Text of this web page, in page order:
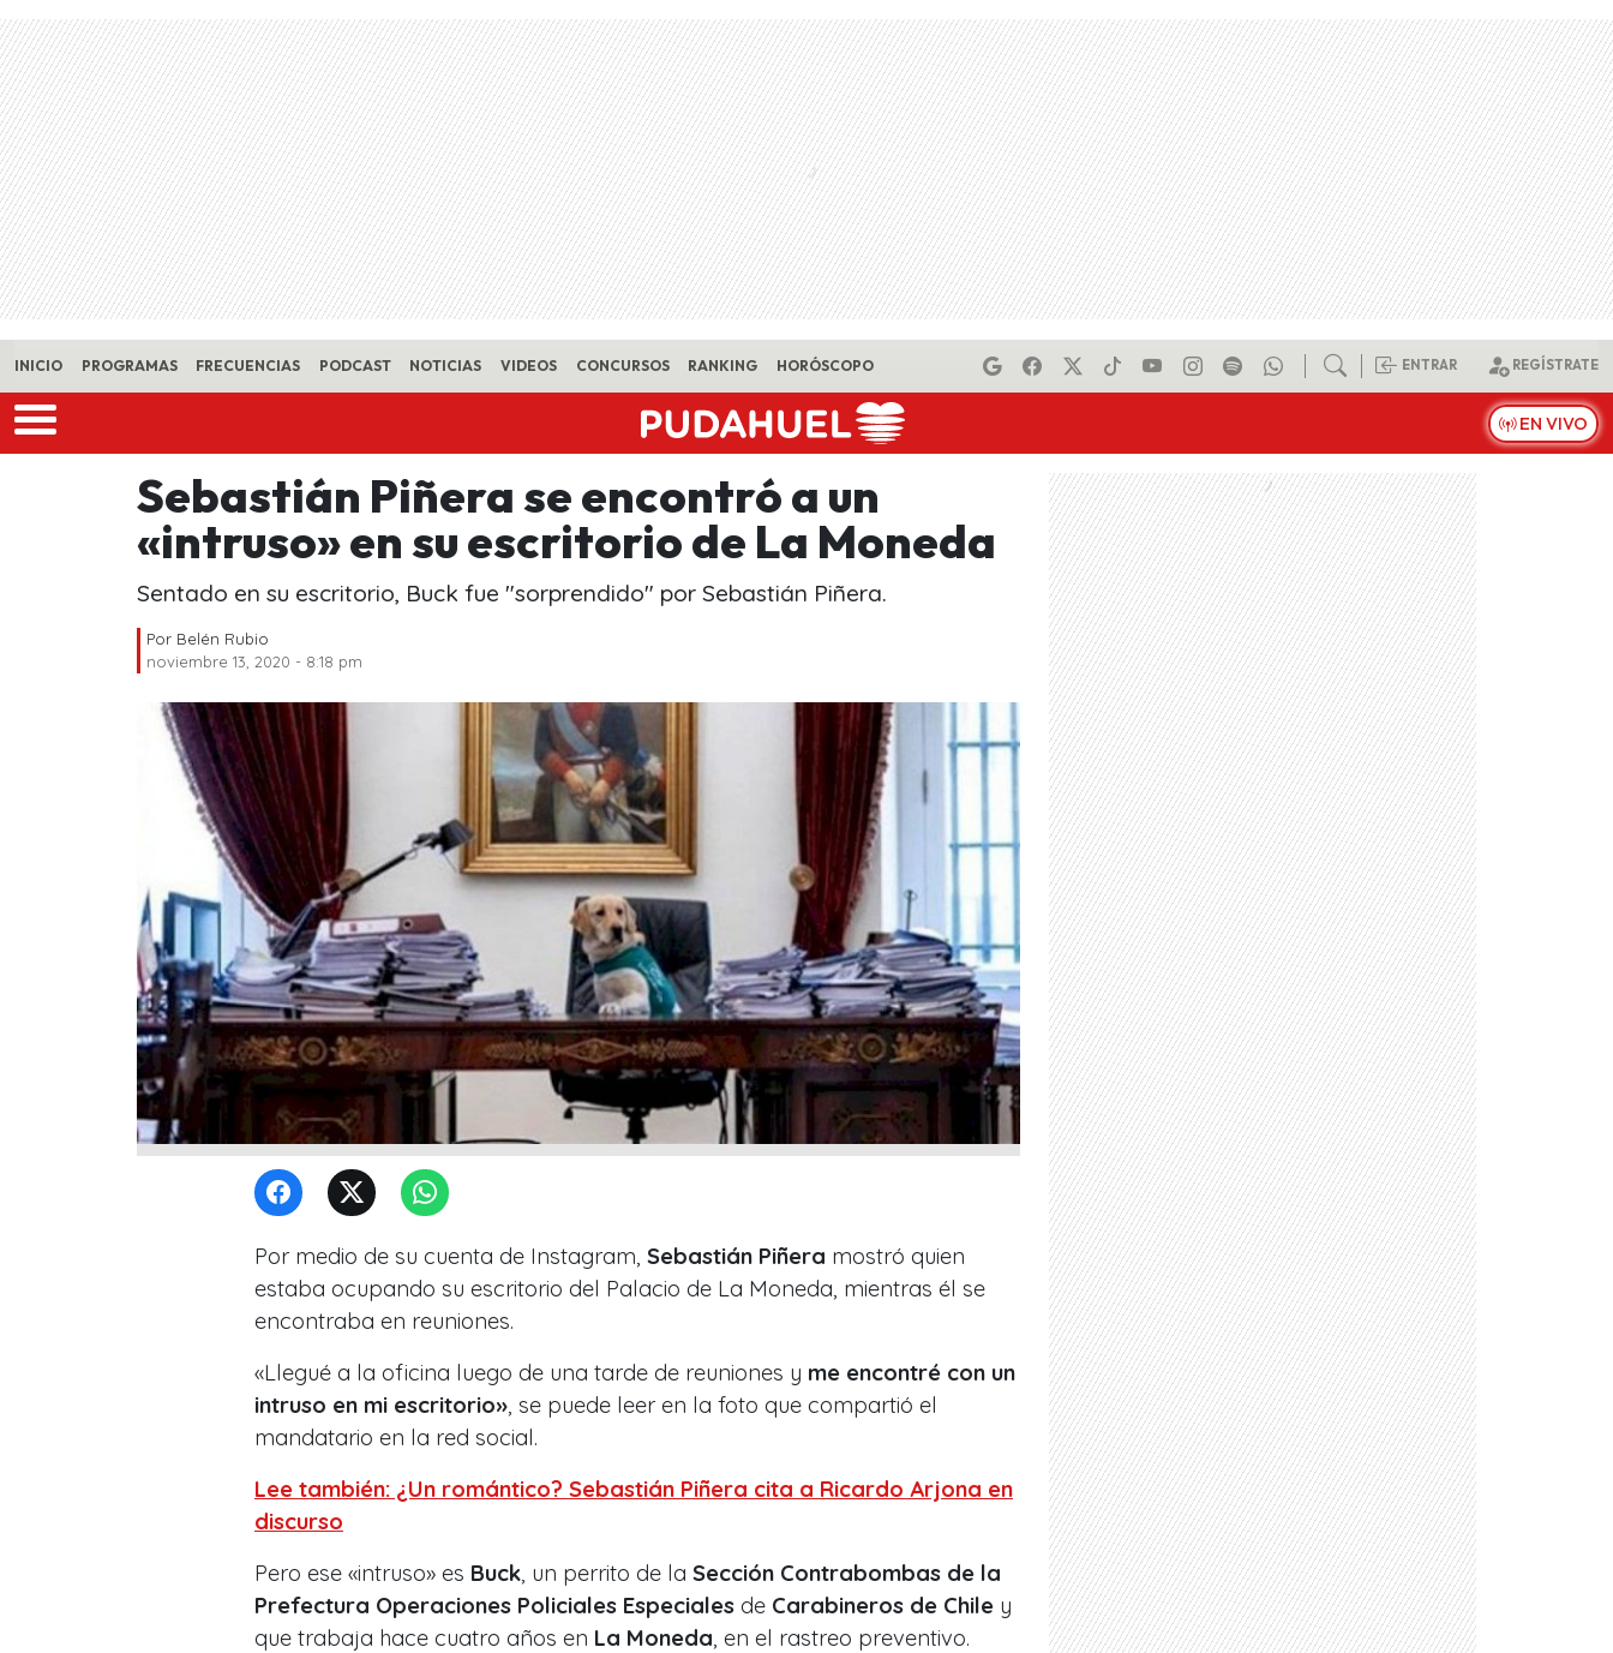
Skip to main content
INICIO PROGRAMAS FRECUENCIAS PODCAST NOTICIAS VIDEOS CONCURSOS RANKING HORÓSCOPO ENTRAR REGÍSTRATE
EN VIVO
Sebastián Piñera se encontró a un
«intruso» en su escritorio de La Moneda
Sentado en su escritorio, Buck fue "sorprendido" por Sebastián Piñera.
Por Belén Rubio
noviembre 13, 2020 - 8:18 pm
Por medio de su cuenta de Instagram, Sebastián Piñera mostró quien
estaba ocupando su escritorio del Palacio de La Moneda, mientras él se
encontraba en reuniones.
«Llegué a la oficina luego de una tarde de reuniones y me encontré con un
intruso en mi escritorio» , se puede leer en la foto que compartió el
mandatario en la red social.
Lee también: ¿Un romántico? Sebastián Piñera cita a Ricardo Arjona en
discurso
Pero ese «intruso» es Buck , un perrito de la Sección Contrabombas de la
Prefectura Operaciones Policiales Especiales de Carabineros de Chile y
que trabaja hace cuatro años en La Moneda , en el rastreo preventivo.